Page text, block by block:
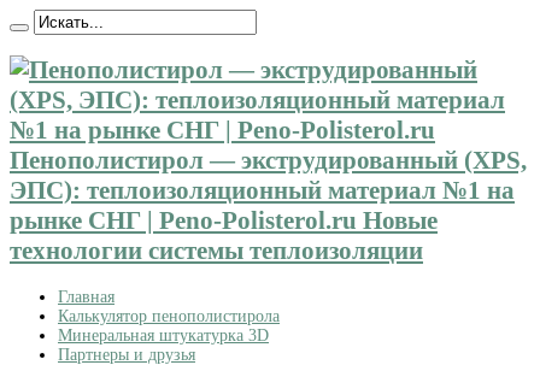
Пенополистирол — экструдированный (XPS,
ЭПС): теплоизоляционный материал №1 на
рынке СНГ | Peno-Polisterol.ru Новые
технологии системы теплоизоляции
Главная
Калькулятор пенополистирола
Минеральная штукатурка 3D
Партнеры и друзья